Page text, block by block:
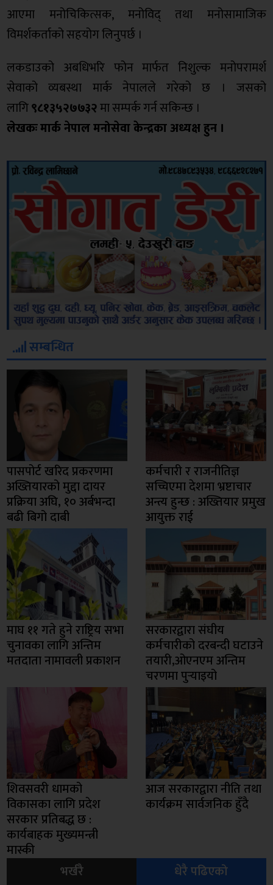
आएमा मनोचिकित्सक, मनोविद् तथा मनोसामाजिक
विमर्शकर्ताको सहयोग लिनुपर्छ ।
लकडाउको अबधिभरि फोन मार्फत निशुल्क मनोपरामर्श
सेवाक‍ो व्यबस्था मार्क नेपालले गरेको छ । जसको
लागि९८१३५२७७३२मा सम्पर्क गर्न सकिन्छ ।
लेखकःमार्क नेपाल मनोसेवा केन्द्रका अध्यक्ष हुन ।
सम्बन्धित
पासपोर्ट खरिद प्रकरणमा
अख्तियारको मुद्दा दायर
प्रक्रिया अघि, १० अर्बभन्दा
बढी बिगो दाबी
कर्मचारी र राजनीतिज्ञ
सच्चिएमा देशमा भ्रष्टाचार
अन्त्य हुन्छ : अख्तियार प्रमुख
आयुक्त राई
माघ ११ गते हुने राष्ट्रिय सभा
चुनावका लागि अन्तिम
मतदाता नामावली प्रकाशन
सरकारद्वारा संघीय
कर्मचारीको दरबन्दी घटाउने
तयारी,ओएनएम अन्तिम
चरणमा पुर्‍याइयो
शिवसवरी धामको
विकासका लागि प्रदेश
सरकार प्रतिबद्ध छ :
कार्यबाहक मुख्यमन्त्री
मास्की
आज सरकारद्वारा नीति तथा
कार्यक्रम सार्वजनिक हुँदै
भर्खरै धेरै पढिएको